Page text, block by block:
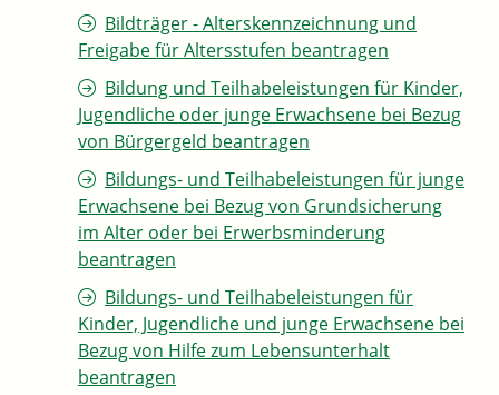
Bildträger - Alterskennzeichnung und
Freigabe für Altersstufen beantragen
Bildung und Teilhabeleistungen für Kinder,
Jugendliche oder junge Erwachsene bei Bezug
von Bürgergeld beantragen
Bildungs- und Teilhabeleistungen für junge
Erwachsene bei Bezug von Grundsicherung
im Alter oder bei Erwerbsminderung
beantragen
Bildungs- und Teilhabeleistungen für
Kinder, Jugendliche und junge Erwachsene bei
Bezug von Hilfe zum Lebensunterhalt
beantragen